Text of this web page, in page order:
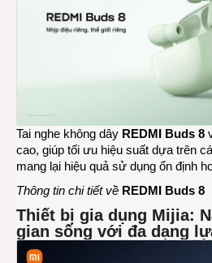
Tai nghe không dây REDMI Buds 8
cao, giúp tối ưu hiệu suất dựa trên
mang lại hiệu quả sử dụng ổn định
Thông tin chi tiết về REDMI Buds 8
Thiết bị gia dụng Mijia:
gian sống với đa dạng